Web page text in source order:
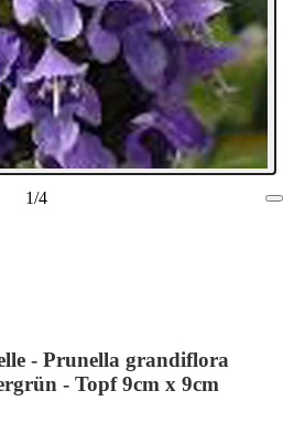
1/4
- Prunella grandiflora
- Topf 9cm x 9cm